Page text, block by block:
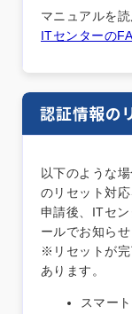
マニュアルを
ITセンターの
認証情報の
以下のような
のリセット対応
申請後、ITセ
ールでお知らせ
※リセットが完
あります。
スマー